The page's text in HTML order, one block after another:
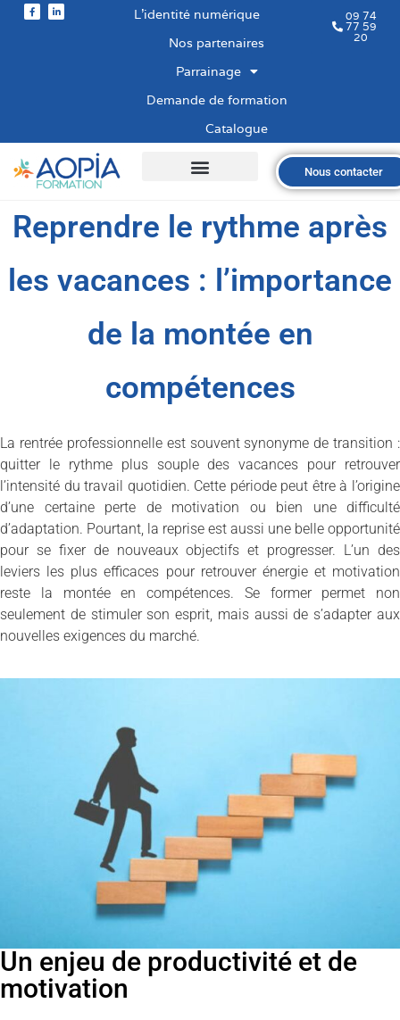
L’identité numérique
Nos partenaires
Parrainage
Demande de formation
Catalogue
09 74
77 59
20
Nous contacter
Reprendre le rythme après
les vacances : l’importance
de la montée en
compétences
La rentrée professionnelle est souvent synonyme de transition :
quitter le rythme plus souple des vacances pour retrouver
l’intensité du travail quotidien. Cette période peut être à l’origine
d’une certaine perte de motivation ou bien une difficulté
d’adaptation. Pourtant, la reprise est aussi une belle opportunité
pour se fixer de nouveaux objectifs et progresser. L’un des
leviers les plus efficaces pour retrouver énergie et motivation
reste la montée en compétences. Se former permet non
seulement de stimuler son esprit, mais aussi de s’adapter aux
nouvelles exigences du marché.
Un enjeu de productivité et de
motivation